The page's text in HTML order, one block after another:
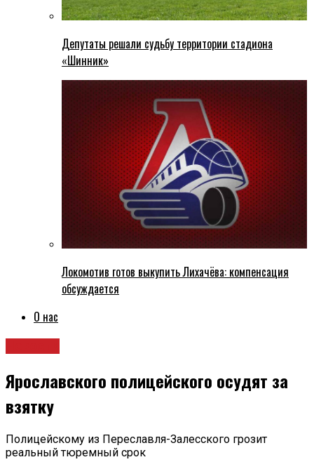
Депутаты решали судьбу территории стадиона
«Шинник»
Локомотив готов выкупить Лихачёва: компенсация
обсуждается
О нас
Ярославского полицейского осудят за
взятку
Полицейскому из Переславля-Залесского грозит
реальный тюремный срок